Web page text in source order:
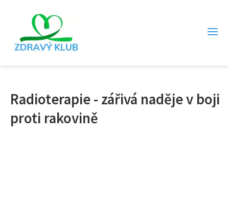
Radioterapie - zářivá naděje v boji
proti rakovině